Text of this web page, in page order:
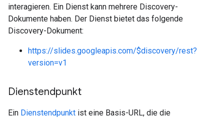
interagieren. Ein Dienst kann mehrere Discovery-
Dokumente haben. Der Dienst bietet das folgende
Discovery-Dokument:
https://slides.googleapis.com/$discovery/rest?
version=v1
Dienstendpunkt
Ein Dienstendpunkt ist eine Basis-URL, die die